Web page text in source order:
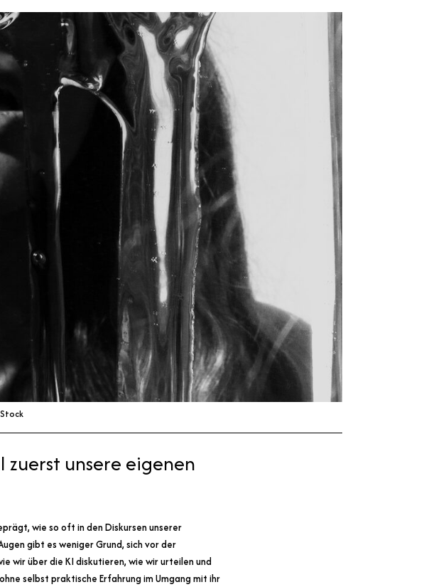
unsere eigenen
wie so oft in den Diskursen unserer
gibt es weniger Grund, sich vor der
wir über die KI diskutieren, wie wir urteilen und
selbst praktische Erfahrung im Umgang mit ihr